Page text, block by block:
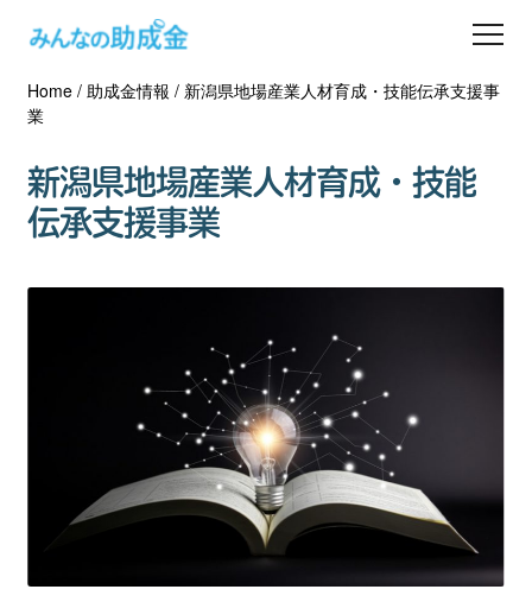
助成金を探す
士業の方へ
助成金コラム
会員登録
ログイン
Home/ 助成金情報 / 新潟県地場産業人材育成・技能伝承支援事
業
新潟県地場産業人材育成・技能
伝承支援事業